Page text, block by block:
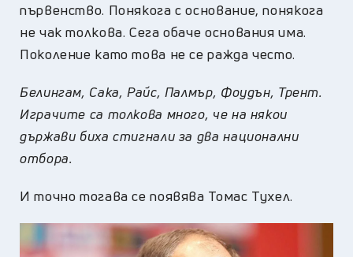
първенство. Понякога с основание, понякога
не чак толкова. Сега обаче основания има.
Поколение като това не се ражда често.
Белингам, Сака, Райс, Палмър, Фоудън, Трент.
Играчите са толкова много, че на някои
държави биха стигнали за два национални
отбора.
И точно тогава се появява Томас Тухел.